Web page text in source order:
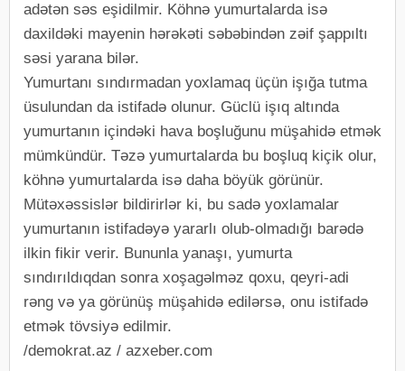
adətən səs eşidilmir. Köhnə yumurtalarda isə
daxildəki mayenin hərəkəti səbəbindən zəif şappıltı
səsi yarana bilər.
Yumurtanı sındırmadan yoxlamaq üçün işığa tutma
üsulundan da istifadə olunur. Güclü işıq altında
yumurtanın içindəki hava boşluğunu müşahidə etmək
mümkündür. Təzə yumurtalarda bu boşluq kiçik olur,
köhnə yumurtalarda isə daha böyük görünür.
Mütəxəssislər bildirirlər ki, bu sadə yoxlamalar
yumurtanın istifadəyə yararlı olub-olmadığı barədə
ilkin fikir verir. Bununla yanaşı, yumurta
sındırıldıqdan sonra xoşagəlməz qoxu, qeyri-adi
rəng və ya görünüş müşahidə edilərsə, onu istifadə
etmək tövsiyə edilmir.
/demokrat.az / azxeber.com